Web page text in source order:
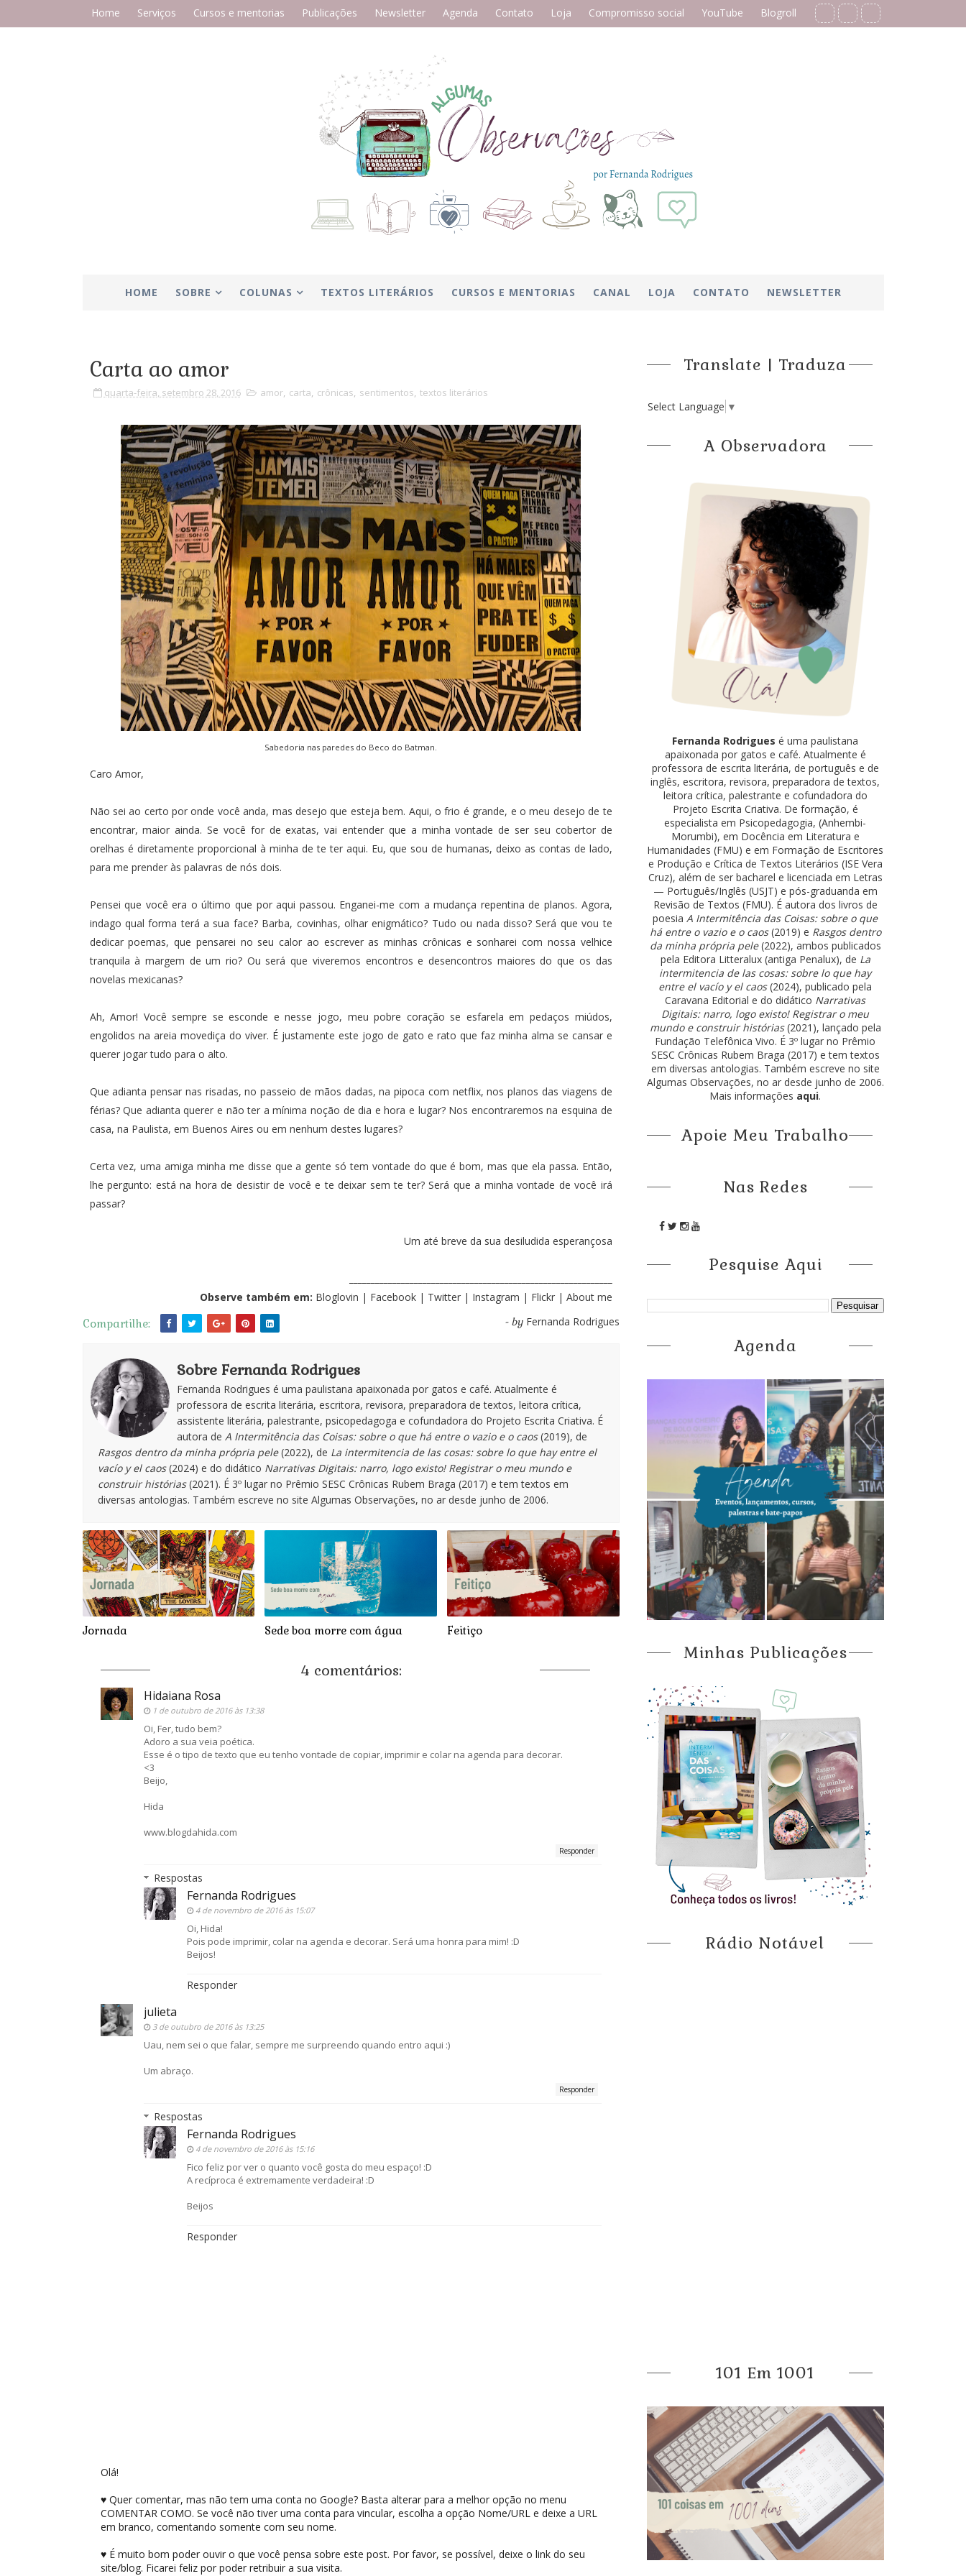
Home Serviços Cursos e mentorias Publicações Newsletter Agenda Contato Loja Compromisso social YouTube Blogroll
HOME SOBRE COLUNAS TEXTOS LITERÁRIOS CURSOS E MENTORIAS CANAL LOJA CONTATO NEWSLETTER
Carta ao amor
quarta-feira, setembro 28, 2016 amor, carta, crônicas, sentimentos, textos literários
Sabedoria nas paredes do Beco do Batman.
Caro Amor,
Não sei ao certo por onde você anda, mas desejo que esteja bem. Aqui, o frio é grande, e o meu desejo de te
encontrar, maior ainda. Se você for de exatas, vai entender que a minha vontade de ser seu cobertor de
orelhas é diretamente proporcional à minha de te ter aqui. Eu, que sou de humanas, deixo as contas de lado,
para me prender às palavras de nós dois.
Pensei que você era o último que por aqui passou. Enganei-me com a mudança repentina de planos. Agora,
indago qual forma terá a sua face? Barba, covinhas, olhar enigmático? Tudo ou nada disso? Será que vou te
dedicar poemas, que pensarei no seu calor ao escrever as minhas crônicas e sonharei com nossa velhice
tranquila à margem de um rio? Ou será que viveremos encontros e desencontros maiores do que os das
novelas mexicanas?
Ah, Amor! Você sempre se esconde e nesse jogo, meu pobre coração se esfarela em pedaços miúdos,
engolidos na areia movediça do viver. É justamente este jogo de gato e rato que faz minha alma se cansar e
querer jogar tudo para o alto.
Que adianta pensar nas risadas, no passeio de mãos dadas, na pipoca com netflix, nos planos das viagens de
férias? Que adianta querer e não ter a mínima noção de dia e hora e lugar? Nos encontraremos na esquina de
casa, na Paulista, em Buenos Aires ou em nenhum destes lugares?
Certa vez, uma amiga minha me disse que a gente só tem vontade do que é bom, mas que ela passa. Então,
lhe pergunto: está na hora de desistir de você e te deixar sem te ter? Será que a minha vontade de você irá
passar?
Um até breve da sua desiludida esperançosa
Observe também em: Bloglovin | Facebook| Twitter | Instagram | Flickr| About me
Compartilhe:
- by Fernanda Rodrigues
Sobre Fernanda Rodrigues
Fernanda Rodrigues é uma paulistana apaixonada por gatos e café. Atualmente é
professora de escrita literária, escritora, revisora, preparadora de textos, leitora crítica,
assistente literária, palestrante, psicopedagoga e cofundadora do Projeto Escrita Criativa. É
autora de A Intermitência das Coisas: sobre o que há entre o vazio e o caos(2019), de
Rasgos dentro da minha própria pele(2022), de La intermitencia de las cosas: sobre lo que hay entre el
vacío y el caos(2024) e do didático Narrativas Digitais: narro, logo existo! Registrar o meu mundo e
construir histórias(2021). É 3º lugar no Prêmio SESC Crônicas Rubem Braga (2017) e tem textos em
diversas antologias. Também escreve no site Algumas Observações, no ar desde junho de 2006.
Jornada Sede boa morre com água Feitiço
4 comentários:
Hidaiana Rosa
1 de outubro de 2016 às 13:38
Oi, Fer, tudo bem?
Adoro a sua veia poética.
Esse é o tipo de texto que eu tenho vontade de copiar, imprimir e colar na agenda para decorar.
<3
Beijo,
Hida
www.blogdahida.com
Responder
Respostas
Fernanda Rodrigues
4 de novembro de 2016 às 15:07
Oi, Hida!
Pois pode imprimir, colar na agenda e decorar. Será uma honra para mim! :D
Beijos!
Responder
julieta
3 de outubro de 2016 às 13:25
Uau, nem sei o que falar, sempre me surpreendo quando entro aqui :)
Um abraço.
Responder
Respostas
Fernanda Rodrigues
4 de novembro de 2016 às 15:16
Fico feliz por ver o quanto você gosta do meu espaço! :D
A recíproca é extremamente verdadeira! :D
Beijos
Responder
Olá!
♥ Quer comentar, mas não tem uma conta no Google? Basta alterar para a melhor opção no menu
COMENTAR COMO. Se você não tiver uma conta para vincular, escolha a opção Nome/URL e deixe a URL
em branco, comentando somente com seu nome.
♥ É muito bom poder ouvir o que você pensa sobre este post. Por favor, se possível, deixe o link do seu
site/blog. Ficarei feliz por poder retribuir a sua visita.
Translate | Traduza
Select Language ▼
A Observadora
Fernanda Rodrigues é uma paulistana
apaixonada por gatos e café. Atualmente é
professora de escrita literária, de português e de
inglês, escritora, revisora, preparadora de textos,
leitora crítica, palestrante e cofundadora do
Projeto Escrita Criativa. De formação, é
especialista em Psicopedagogia, (Anhembi-
Morumbi), em Docência em Literatura e
Humanidades (FMU) e em Formação de Escritores
e Produção e Crítica de Textos Literários (ISE Vera
Cruz), além de ser bacharel e licenciada em Letras
— Português/Inglês (USJT) e pós-graduanda em
Revisão de Textos (FMU). É autora dos livros de
poesia A Intermitência das Coisas: sobre o que
há entre o vazio e o caos(2019) e Rasgos dentro
da minha própria pele(2022), ambos publicados
pela Editora Litteralux (antiga Penalux), de La
intermitencia de las cosas: sobre lo que hay
entre el vacío y el caos(2024), publicado pela
Caravana Editorial e do didático Narrativas
Digitais: narro, logo existo! Registrar o meu
mundo e construir histórias(2021), lançado pela
Fundação Telefônica Vivo. É 3º lugar no Prêmio
SESC Crônicas Rubem Braga (2017) e tem textos
em diversas antologias. Também escreve no site
Algumas Observações, no ar desde junho de 2006.
Mais informações aqui.
Apoie Meu Trabalho
Nas Redes
Pesquise Aqui
Agenda
Minhas Publicações
Rádio Notável
101 Em 1001